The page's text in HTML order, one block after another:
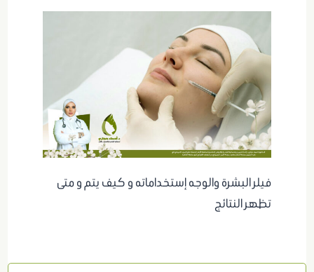
فيلر البشرة والوجه إستخداماته و كيف يتم و متى
تظهر النتائج